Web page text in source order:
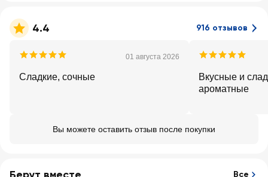
4.4 916 отзывов
01 августа 2026
Сладкие, сочные
Вкусные и
ароматные
Вы можете оставить отзыв после покупки
Все